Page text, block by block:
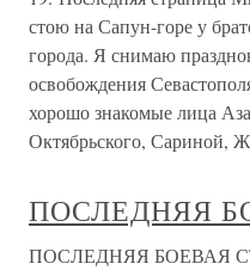
стою на Сапун-горе у
города. Я снимаю
освобождения
хорошо знакомые лица
Октябрьского, Сариной,
ПОСЛЕДНЯЯ
ПОСЛЕДНЯЯ БОЕВАЯ